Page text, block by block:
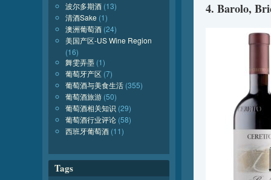
4. Barolo,
波尔多期酒 (13)
清酒Sake (1)
澳洲葡萄酒 (24)
美国产区-US Wine Region
(16)
舞雯弄墨 (1)
葡萄牙产区 (7)
葡萄酒与美食生活 (355)
葡萄酒旅游 (50)
葡萄酒相关知识 (29)
葡萄酒行业评论 (58)
西班牙葡萄酒 (11)
Tags